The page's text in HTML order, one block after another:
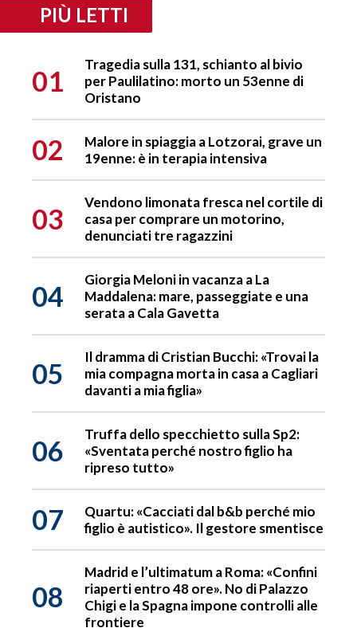
PIÙ LETTI
01
Tragedia sulla 131, schianto al bivio
per Paulilatino: morto un 53enne di
Oristano
02
Malore in spiaggia a Lotzorai, grave un
19enne: è in terapia intensiva
03
Vendono limonata fresca nel cortile di
casa per comprare un motorino,
denunciati tre ragazzini
04
Giorgia Meloni in vacanza a La
Maddalena: mare, passeggiate e una
serata a Cala Gavetta
05
Il dramma di Cristian Bucchi: «Trovai la
mia compagna morta in casa a Cagliari
davanti a mia figlia»
06
Truffa dello specchietto sulla Sp2:
«Sventata perché nostro figlio ha
ripreso tutto»
07
Quartu: «Cacciati dal b&b perché mio
figlio è autistico». Il gestore smentisce
08
Madrid e l’ultimatum a Roma: «Confini
riaperti entro 48 ore». No di Palazzo
Chigi e la Spagna impone controlli alle
frontiere